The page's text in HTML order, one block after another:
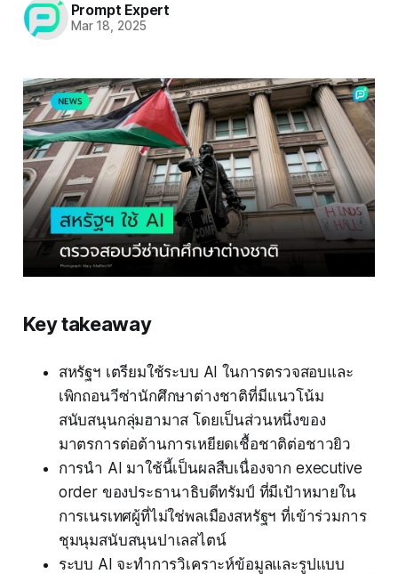
Prompt Expert
Mar 18, 2025
Key takeaway
สหรัฐฯ เตรียมใช้ระบบ AI ในการตรวจสอบและ
เพิกถอนวีซ่านักศึกษาต่างชาติที่มีแนวโน้ม
สนับสนุนกลุ่มฮามาส โดยเป็นส่วนหนึ่งของ
มาตรการต่อต้านการเหยียดเชื้อชาติต่อชาวยิว
การนำ AI มาใช้นี้เป็นผลสืบเนื่องจาก executive
order ของประธานาธิบดีทรัมป์ ที่มีเป้าหมายใน
การเนรเทศผู้ที่ไม่ใช่พลเมืองสหรัฐฯ ที่เข้าร่วมการ
ชุมนุมสนับสนุนปาเลสไตน์
ระบบ AI จะทำการวิเคราะห์ข้อมูลและรูปแบบ